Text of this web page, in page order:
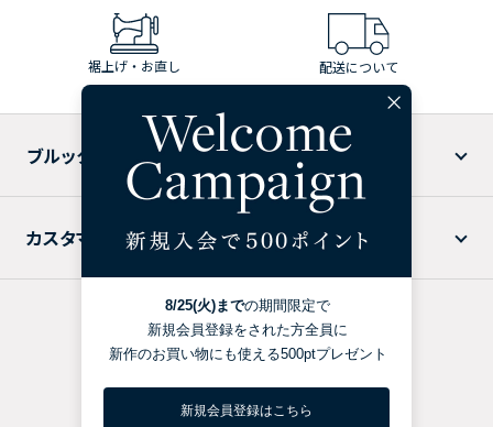
裾上げ・お直し 配送について
ブルックス ブラザーズについて
カスタマーサービス
特定商取引法に基づく表記
プライバシーポリシー 利用規約